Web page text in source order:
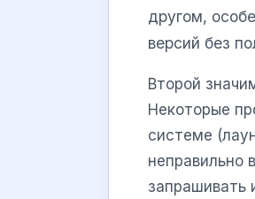
другом,
версий без
Второй
Некоторые
системе
неправильно
запрашивать